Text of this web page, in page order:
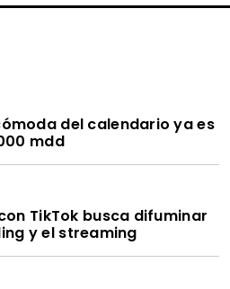
del calendario ya es
mdd
TikTok busca difuminar
y el streaming